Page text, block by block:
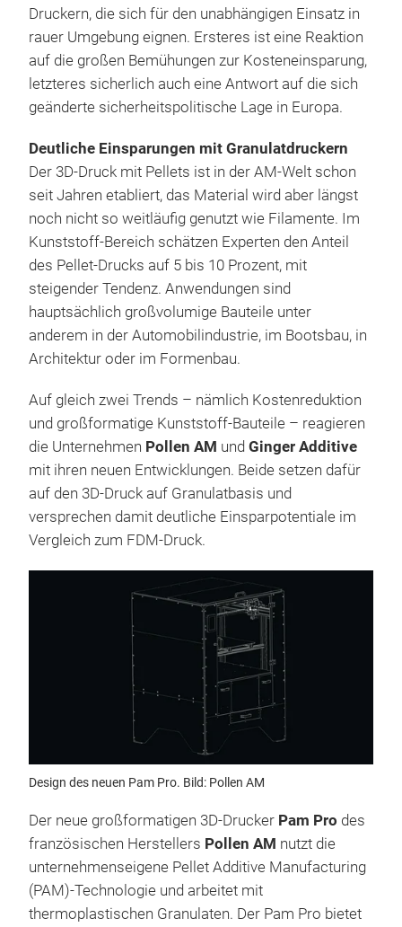
Druckern, die sich für den unabhängigen Einsatz in
rauer Umgebung eignen. Ersteres ist eine Reaktion
auf die großen Bemühungen zur Kosteneinsparung,
letzteres sicherlich auch eine Antwort auf die sich
geänderte sicherheitspolitische Lage in Europa.
Deutliche Einsparungen mit Granulatdruckern
Der 3D-Druck mit Pellets ist in der AM-Welt schon
seit Jahren etabliert, das Material wird aber längst
noch nicht so weitläufig genutzt wie Filamente. Im
Kunststoff-Bereich schätzen Experten den Anteil
des Pellet-Drucks auf 5 bis 10 Prozent, mit
steigender Tendenz. Anwendungen sind
hauptsächlich großvolumige Bauteile unter
anderem in der Automobilindustrie, im Bootsbau, in
Architektur oder im Formenbau.
Auf gleich zwei Trends – nämlich Kostenreduktion
und großformatige Kunststoff-Bauteile – reagieren
die Unternehmen Pollen AM und Ginger Additive
mit ihren neuen Entwicklungen. Beide setzen dafür
auf den 3D-Druck auf Granulatbasis und
versprechen damit deutliche Einsparpotentiale im
Vergleich zum FDM-Druck.
Design des neuen Pam Pro. Bild: Pollen AM
Der neue großformatigen 3D-Drucker Pam Pro des
französischen Herstellers Pollen AM nutzt die
unternehmenseigene Pellet Additive Manufacturing
(PAM)-Technologie und arbeitet mit
thermoplastischen Granulaten. Der Pam Pro bietet